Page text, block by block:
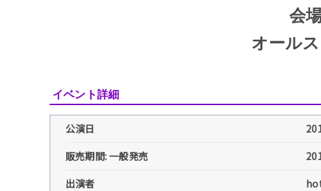
会
オール
イベント詳細
公演日
販売期間: 一般発売
出演者